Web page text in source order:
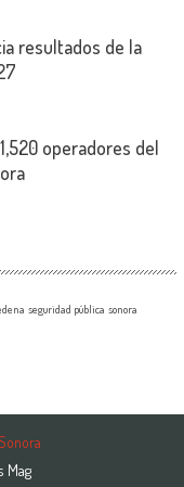
resultados de la
operadores del
seguridad pública sonora
Mag